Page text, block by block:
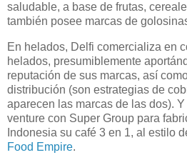
saludable, a base de frutas,
también posee marcas de
En helados, Delfi comercializa en
helados, presumiblemente
reputación de sus marcas, así
distribución (son estrategias de
aparecen las marcas de las dos).
venture con Super Group para
Indonesia su café 3 en 1, al estilo
Food Empire.